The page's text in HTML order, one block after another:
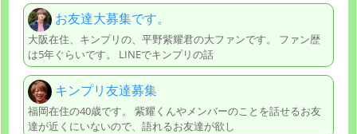
お友達大募集です。
大阪在住、キンプリの、平野紫耀君の大ファンです。 ファン歴
は5年ぐらいです。 LINEでキンプリの話
キンプリ友達募集
福岡在住の40歳です。 紫耀くんやメンバーのことを話せるお友
達が近くにいないので、語れるお友達が欲し